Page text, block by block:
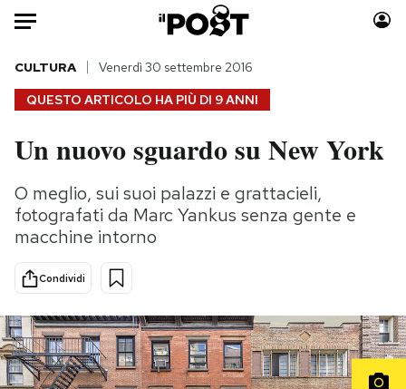
Auto
HOME
Italia
Politica
Tecnologia
Scienza
Economia
Sport
Moda
Consumismi
Storie/Idee
Altrecose
Mondiali calcio 2026
QUESTO ARTICOLO HA PIÙ DI 9 ANNI
CULTURA Venerdì 30 settembre 2016
Un nuovo sguardo su New York
O meglio, sui suoi palazzi e grattacieli,
fotografati da Marc Yankus senza gente e
macchine intorno
Condividi